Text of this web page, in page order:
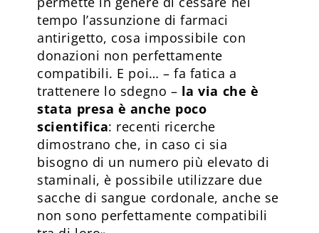
tempo l’assunzione di farmaci
antirigetto, cosa impossibile con
donazioni non perfettamente
compatibili. E poi… – fa fatica a
trattenere lo sdegno – la via che è
stata presa è anche poco
scientifica: recenti ricerche
dimostrano che, in caso ci sia
bisogno di un numero più elevato di
staminali, è possibile utilizzare due
sacche di sangue cordonale, anche se
non sono perfettamente compatibili